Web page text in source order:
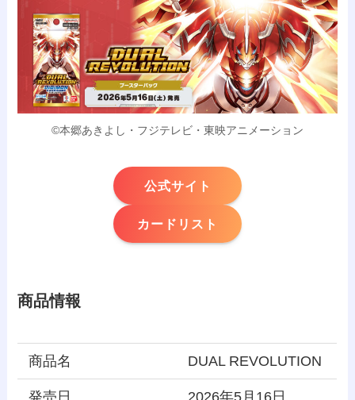
©本郷あきよし・フジテレビ・東映アニメーション
公式サイト
カードリスト
商品情報
商品名 DUAL REVOLUTION
発売日
2026年5月16日